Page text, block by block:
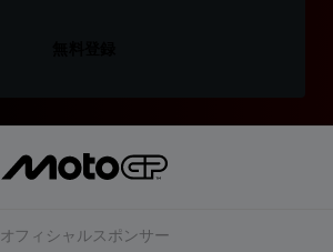
オフィシャルスポンサー